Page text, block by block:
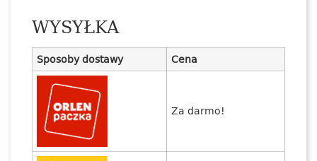
WYSYŁKA
Sposoby dostawy Cena
Za darmo!